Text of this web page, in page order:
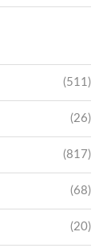
(511)
(26)
(817)
(68)
(20)